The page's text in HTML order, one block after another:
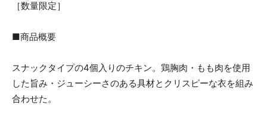
［数量限定］
■商品概要
スナックタイプの4個入りのチキン。鶏胸肉・もも肉を使用
した旨み・ジューシーさのある具材とクリスピーな衣を組み
合わせた。